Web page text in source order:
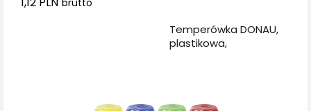
Temperówka DONAU,
plastikowa,